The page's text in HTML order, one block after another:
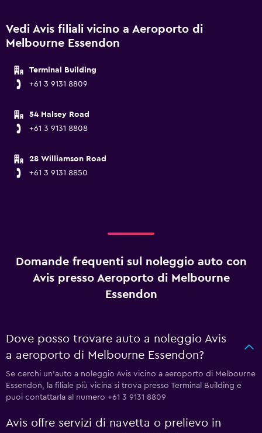
Vedi Avis filiali vicino a Aeroporto di
Melbourne Essendon
Terminal Building
+61 3 9131 8809
54 Halsey Road
+61 3 9131 8808
28 Williamson Road
+61 3 9131 8850
Domande frequenti sul noleggio auto con
Avis presso Aeroporto di Melbourne
Essendon
Dove posso trovare auto a noleggio Avis
a aeroporto di Melbourne Essendon?
Se cerchi un'auto a noleggio Avis vicino a aeroporto di Melbourne
Essendon, la filiale più vicina si trova presso Terminal Building e
puoi contattarla al numero +61 3 9131 8809
Avis offre servizi di navetta o prelievo in